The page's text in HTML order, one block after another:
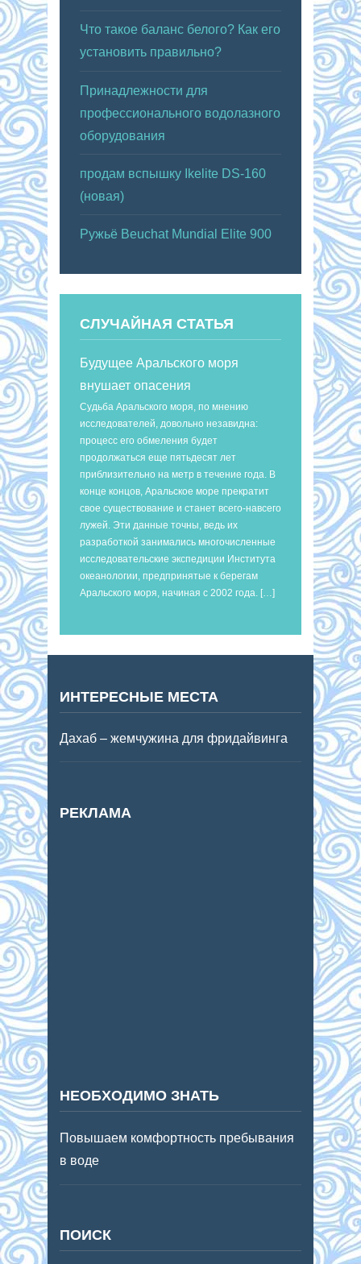
Что такое баланс белого? Как его
установить правильно?
Принадлежности для
профессионального водолазного
оборудования
продам вспышку Ikelite DS-160
(новая)
Ружьё Beuchat Mundial Elite 900
СЛУЧАЙНАЯ СТАТЬЯ
Будущее Аральского моря
внушает опасения
Судьба Аральского моря, по мнению
исследователей, довольно незавидна:
процесс его обмеления будет
продолжаться еще пятьдесят лет
приблизительно на метр в течение года. В
конце концов, Аральское море прекратит
свое существование и станет всего-навсего
лужей. Эти данные точны, ведь их
разработкой занимались многочисленные
исследовательские экспедиции Института
океанологии, предпринятые к берегам
Аральского моря, начиная с 2002 года. […]
ИНТЕРЕСНЫЕ МЕСТА
Дахаб – жемчужина для фридайвинга
РЕКЛАМА
НЕОБХОДИМО ЗНАТЬ
Повышаем комфортность пребывания
в воде
ПОИСК